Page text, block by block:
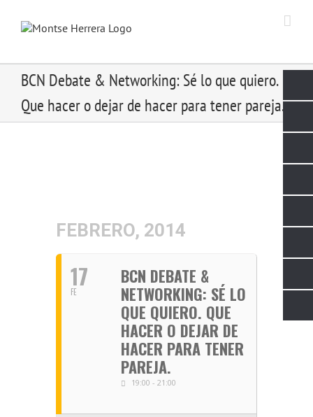
content
BCN Debate & Networking: Sé lo que quiero.
Que hacer o dejar de hacer para tener pareja.
FEBRERO, 2014
17
FE
BCN DEBATE &
NETWORKING: SÉ LO
QUE QUIERO. QUE
HACER O DEJAR DE
HACER PARA TENER
PAREJA.
19:00 - 21:00